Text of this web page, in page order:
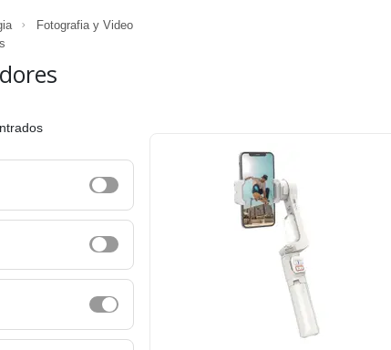
Fotografia y Video